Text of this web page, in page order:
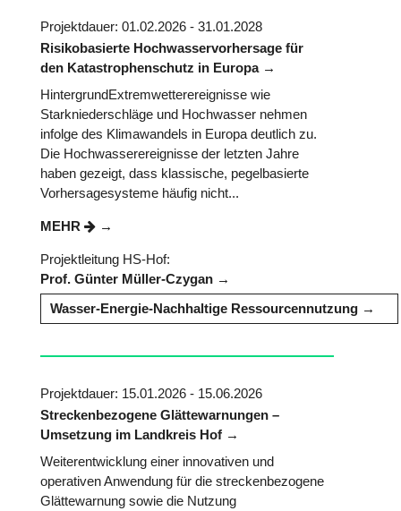
Projektdauer: 01.02.2026 - 31.01.2028
Risikobasierte Hochwasservorhersage für
den Katastrophenschutz in Europa
HintergrundExtremwetterereignisse wie
Starkniederschläge und Hochwasser nehmen
infolge des Klimawandels in Europa deutlich zu.
Die Hochwasserereignisse der letzten Jahre
haben gezeigt, dass klassische, pegelbasierte
Vorhersagesysteme häufig nicht...
MEHR
Projektleitung HS-Hof:
Prof. Günter Müller-Czygan
Wasser-Energie-Nachhaltige Ressourcennutzung
Projektdauer: 15.01.2026 - 15.06.2026
Streckenbezogene Glättewarnungen –
Umsetzung im Landkreis Hof
Weiterentwicklung einer innovativen und
operativen Anwendung für die streckenbezogene
Glättewarnung sowie die Nutzung